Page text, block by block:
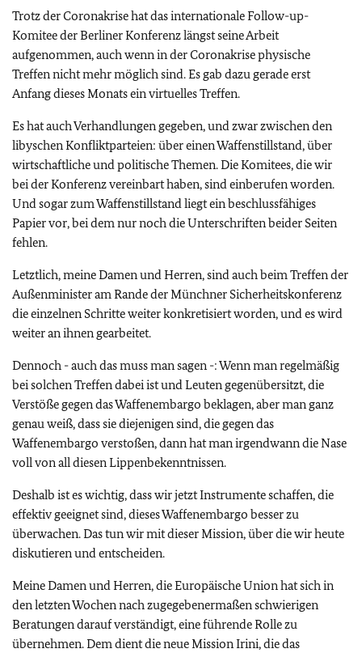
Trotz der Coronakrise hat das internationaleFollow-up-
Komitee der Berliner Konferenz längst seine Arbeit
aufgenommen, auch wenn in der Coronakrise physische
Treffen nicht mehr möglich sind. Es gab dazu gerade erst
Anfang dieses Monats ein virtuelles Treffen.
Es hat auch Verhandlungen gegeben, und zwar zwischen den
libyschen Konfliktparteien: über einen Waffenstillstand, über
wirtschaftliche und politische Themen. Die Komitees, die wir
bei der Konferenz vereinbart haben, sind einberufen worden.
Und sogar zum Waffenstillstand liegt ein beschlussfähiges
Papier vor, bei dem nur noch die Unterschriften beider Seiten
fehlen.
Letztlich, meine Damen und Herren, sind auch beim Treffen der
Außenminister am Rande der Münchner Sicherheitskonferenz
die einzelnen Schritte weiter konkretisiert worden, und es wird
weiter an ihnen gearbeitet.
Dennoch - auch das muss man sagen -: Wenn man regelmäßig
bei solchen Treffen dabei ist und Leuten gegenübersitzt, die
Verstöße gegen das Waffenembargo beklagen, aber man ganz
genau weiß, dass sie diejenigen sind, die gegen das
Waffenembargo verstoßen, dann hat man irgendwann die Nase
voll von all diesen Lippenbekenntnissen.
Deshalb ist es wichtig, dass wir jetzt Instrumente schaffen, die
effektiv geeignet sind, dieses Waffenembargo besser zu
überwachen. Das tun wir mit dieser Mission, über die wir heute
diskutieren und entscheiden.
Meine Damen und Herren, die Europäische Union hat sich in
den letzten Wochen nach zugegebenermaßen schwierigen
Beratungen darauf verständigt, eine führende Rolle zu
übernehmen. Dem dient die neue Mission Irini, die das